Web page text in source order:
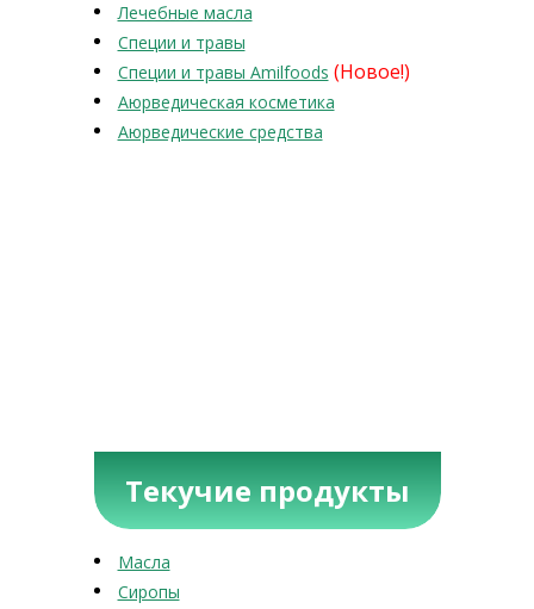
Лечебные масла
Специи и травы
Специи и травы Amilfoods (Новое!)
Аюрведическая косметика
Аюрведические средства
Текучие продукты
Масла
Сиропы